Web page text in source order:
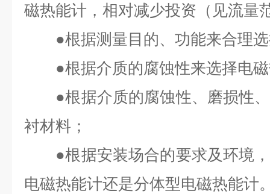
磁热能计，相对减少投资（见流量
●根据测量目的、功能来合理选
●根据介质的腐蚀性来选择电磁
●根据介质的腐蚀性、磨损性、
衬材料；
●根据安装场合的要求及环境，
电磁热能计还是分体型电磁热能计